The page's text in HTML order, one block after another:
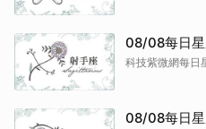
08/08每日
科技紫微網每日
08/08每日